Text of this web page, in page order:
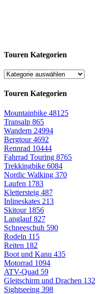
Touren Kategorien
Touren Kategorien
Mountainbike 48125
Transalp 865
Wandern 24994
Bergtour4692
Rennrad 10444
Fahrrad Touring 8765
Trekkingbike 6084
Nordic Walking 370
Laufen 1783
Klettersteig 487
Inlineskates 213
Skitour 1856
Langlauf827
Schneeschuh 590
Rodeln 115
Reiten 182
Boot und Kanu 435
Motorrad 1094
ATV-Quad 59
Gleitschirm und Drachen 132
Sightseeing 398